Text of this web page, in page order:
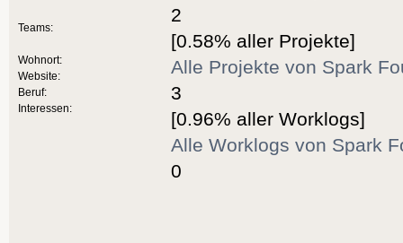
Teams:
Wohnort:
Website:
Beruf:
Interessen:
2
[0.58% aller Projekte]
Alle Projekte von Spark
3
[0.96% aller Worklogs]
Alle Worklogs von Spark
0